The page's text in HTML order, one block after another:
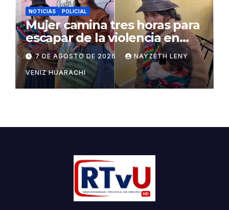
NOTICIAS POLICIAL
Mujer camina tres horas para
escapar de la violencia en
Potosí
7 DE AGOSTO DE 2026 NAYZETH LENY
VENIZ HUARACHI